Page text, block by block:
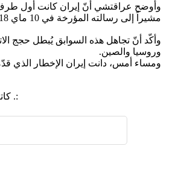
وأوضح عراقتشي أنّ إيران كانت أول طرف
مشيراً إلى رسالته المؤرخة في 10 ماي 2018 واجتماعات اللجنة المشتركة التي سبقت الإجراءات التصحيحية الإيرانية.
وروسيا والصين.
ومساء أمس، دانت إيران الإخطار الذي
:.